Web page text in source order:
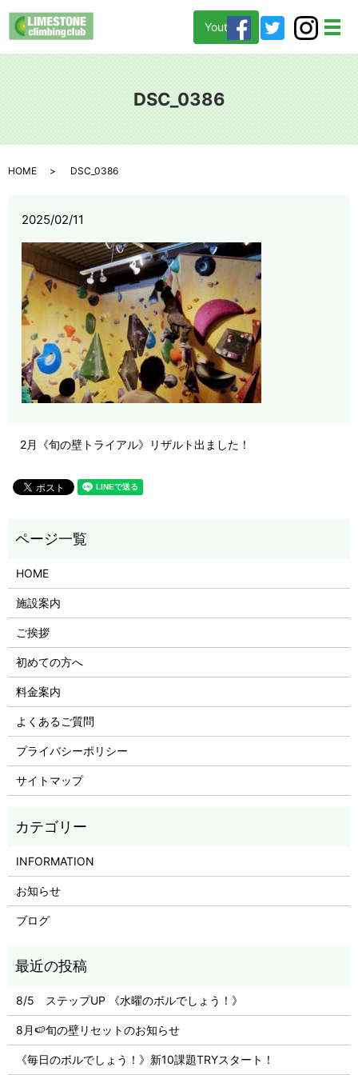
メ
Youtube
DSC_0386
HOME DSC_0386
2025/02/11
2月《旬の壁トライアル》リザルト出ました！
HOME
施設案内
ご挨拶
初めての方へ
料金案内
よくあるご質問
プライバシーポリシー
サイトマップ
INFORMATION
お知らせ
ブログ
8/5 ステップUP 《水曜のボルでしょう！》
8月🍉旬の壁リセットのお知らせ
《毎日のボルでしょう！》新10課題TRYスタート！